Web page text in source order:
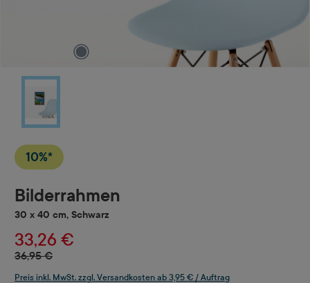
10%*
Bilderrahmen
30 x 40 cm, Schwarz
33,26 €
36,95 €
Preis inkl. MwSt. zzgl. Versandkosten ab 3,95 € / Auftrag